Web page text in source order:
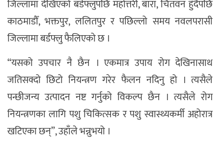
जिल्लामा देखिएको बर्डफ्लुपछि महोत्तरी, बारा, चितवन हुँदैपछि
काठमाडौँ, भक्तपुर, ललितपुर र पछिल्लो समय नवलपरासी
जिल्लामा बर्डफ्लु फैलिएको छ ।
“यसको उपचार नै छैन । एकमात्र उपाय रोग देखिनासाथ
जतिसक्दो छिटो नियन्त्रण गरेर फैलन नदिनु हो । त्यसैले
पन्छीजन्य उत्पादन नष्ट गर्नुको विकल्प छैन । त्यसैले रोग
नियन्त्रणका लागि पशु चिकित्सक र पशु स्वास्थ्यकर्मी अहोरात्र
खटिएका छन्”, उहाँले भन्नुभयो ।